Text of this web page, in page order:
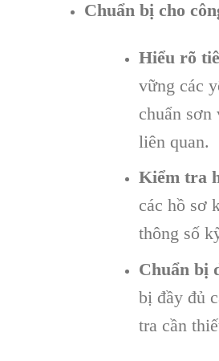
Chuẩn bị cho
Hiểu rõ
vững các
chuẩn sơn
liên quan.
Kiểm tra
các hồ sơ
thông số
Chuẩn bị
bị đầy đủ
tra cần